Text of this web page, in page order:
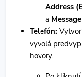
Address
a
Telefón:
vyvolá
hovory.